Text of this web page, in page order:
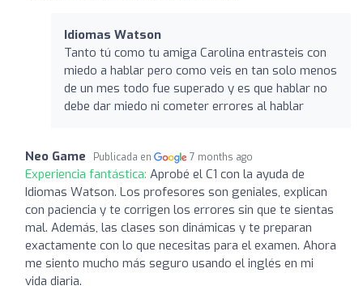
Idiomas Watson
Tanto tú como tu amiga Carolina entrasteis con
miedo a hablar pero como veis en tan solo menos
de un mes todo fue superado y es que hablar no
debe dar miedo ni cometer errores al hablar
Neo Game Publicada en 7 months ago
Experiencia fantástica: Aprobé el C1 con la ayuda de
Idiomas Watson. Los profesores son geniales, explican
con paciencia y te corrigen los errores sin que te sientas
mal. Además, las clases son dinámicas y te preparan
exactamente con lo que necesitas para el examen. Ahora
me siento mucho más seguro usando el inglés en mi
vida diaria.